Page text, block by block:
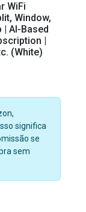
WiFi
Window,
| AI-Based
|
(White)
significa
se
sem